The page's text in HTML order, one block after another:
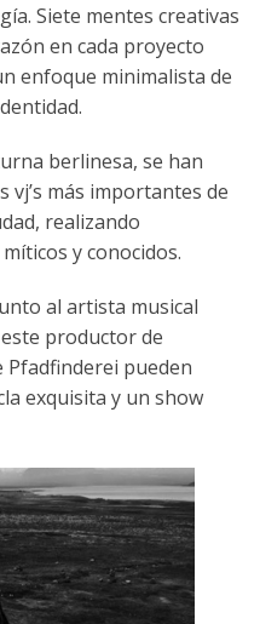
Siete mentes creativas
en cada proyecto
enfoque minimalista de
berlinesa, se han
vj’s más importantes de
realizando
y conocidos.
al artista musical
productor de
Pfadfinderei pueden
exquisita y un show